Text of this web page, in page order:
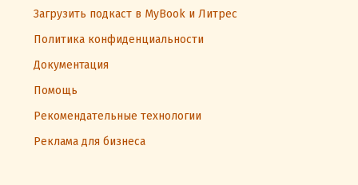
Загрузить подкаст в MyBook и Литрес
Политика конфиденциальности
Документация
Помощь
Рекомендательные технологии
Реклама для бизнеса